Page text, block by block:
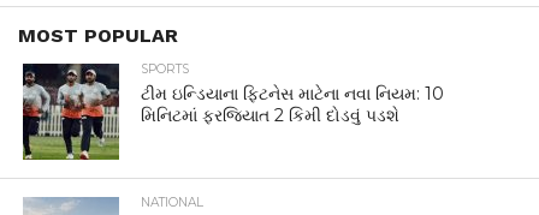
MOST POPULAR
SPORTS
ટીમ ઇન્ડિયાના ફિટનેસ માટેના નવા નિયમ: 10
મિનિટમાં ફરજિયાત 2 કિમી દોડવું પડશે
NATIONAL